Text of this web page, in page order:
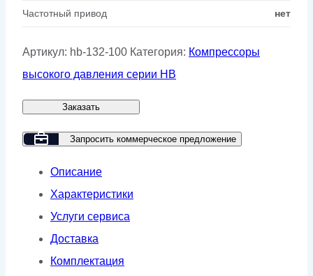
Частотный привод нет
Артикул: hb-132-100 Категория: Компрессоры
высокого давления серии HB
Заказать
Запросить коммерческое предложение
Описание
Характеристики
Услуги сервиса
Доставка
Комплектация